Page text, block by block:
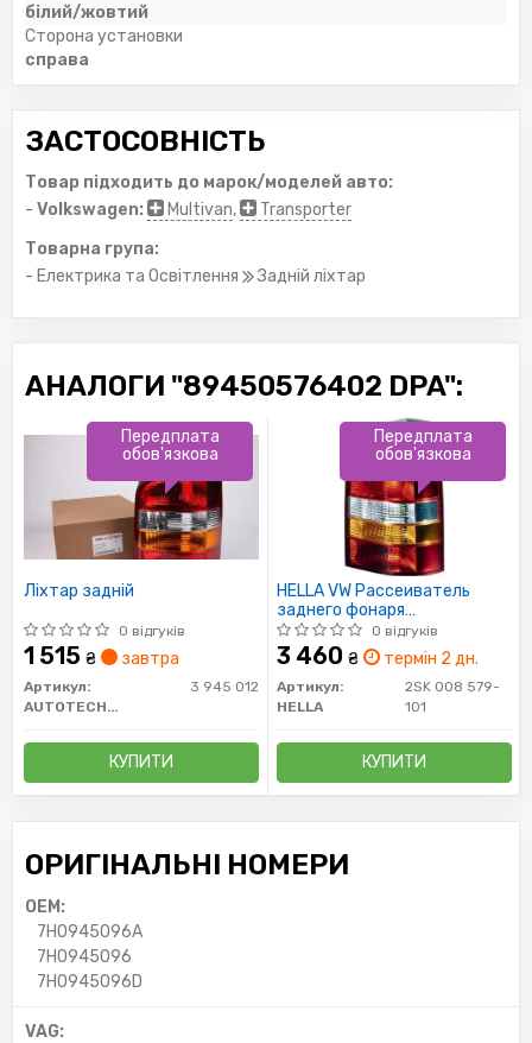
білий/жовтий
Сторона установки
справа
ЗАСТОСОВНІСТЬ
Товар підходить до марок/моделей авто:
- Volkswagen: Multivan,
Transporter
Товарна група:
- Електрика та Освітлення
Задній ліхтар
АНАЛОГИ "89450576402 DPA":
Ліхтар задній
0 відгуків
1 515 ₴ завтра
Артикул:
3 945 012
AUTOTECHTEILE
КУПИТИ
Передплата
обов'язкова
HELLA VW Рассеиватель
заднего фонаря
прав.Multivan,T5 03-
0 відгуків
3 460 ₴ термін 2 дн.
Артикул:
2SK 008 579-
101
HELLA
КУПИТИ
Передплата
обов'язкова
ОРИГІНАЛЬНІ НОМЕРИ
OEM:
7H0945096A
7H0945096
7H0945096D
VAG: